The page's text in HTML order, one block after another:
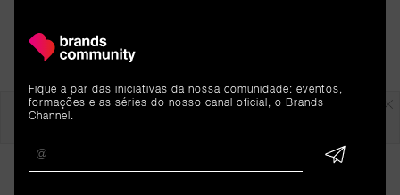
Em destaque
Fique a par das iniciativas da nossa comunidade: eventos,
formações e as séries do nosso canal oficial, o Brands
Channel.